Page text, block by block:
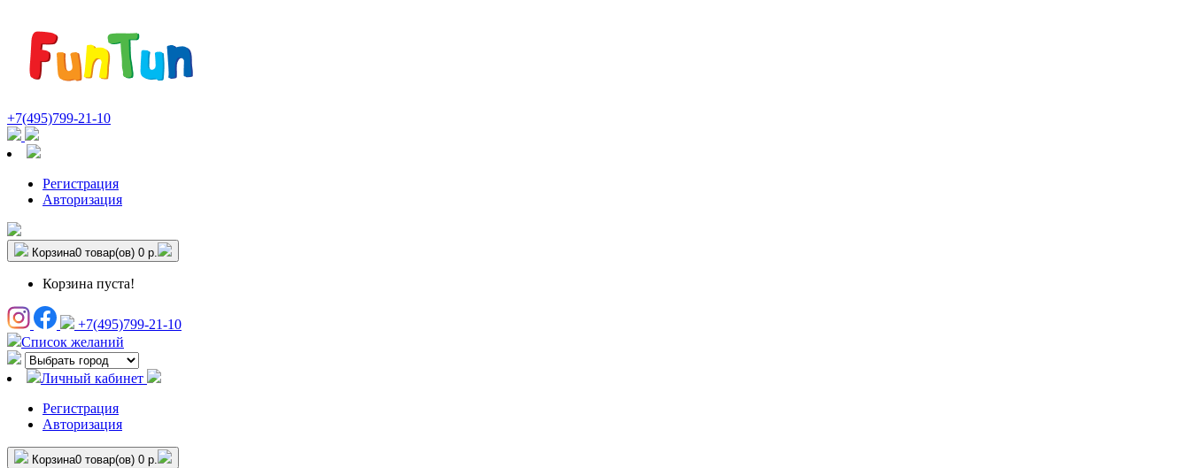
+7(495)799-21-10
Регистрация
Авторизация
Корзина0 товар(ов) 0 р.
Корзина пуста!
+7(495)799-21-10
Список желаний
Личный кабинет
Регистрация
Авторизация
Корзина0 товар(ов) 0 р.